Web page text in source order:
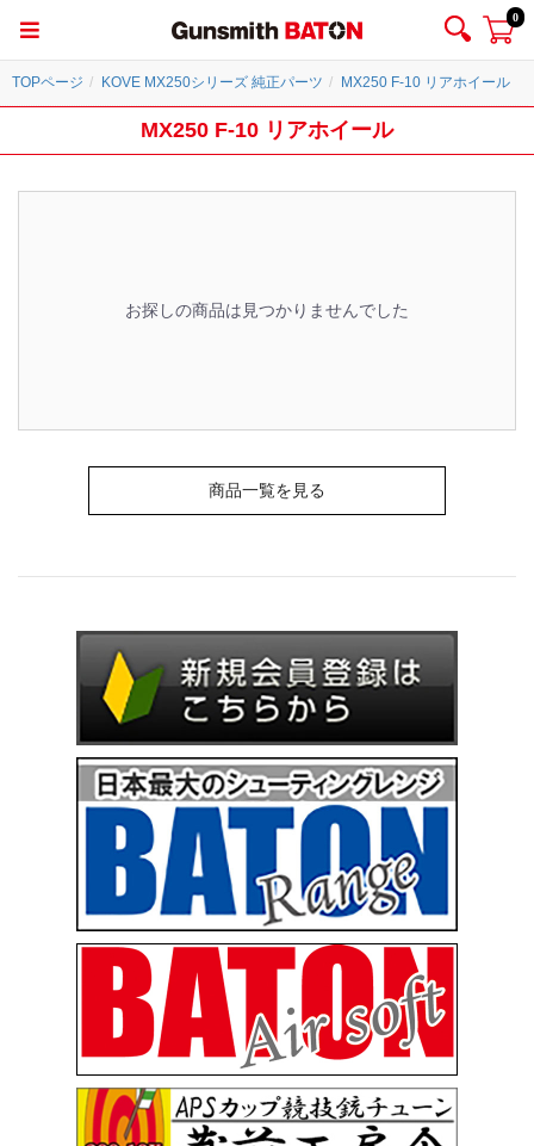
0
TOPページ KOVE MX250シリーズ 純正パーツ MX250 F-10 リアホイール
MX250 F-10 リアホイール
お探しの商品は見つかりませんでした
商品一覧を見る